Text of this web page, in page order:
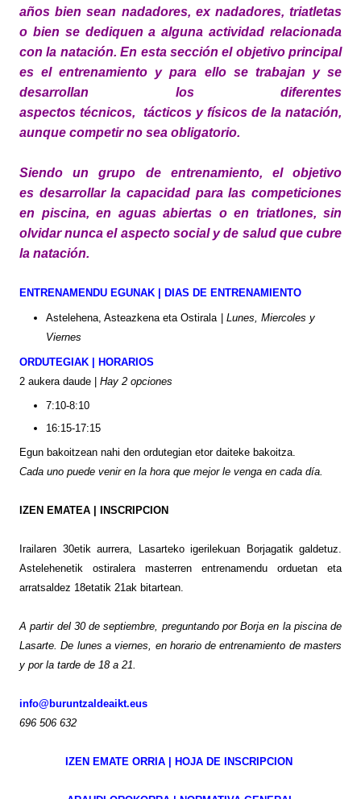
años bien sean nadadores, ex nadadores, triatletas
o bien se dediquen a alguna actividad relacionada
con la natación. En esta sección el objetivo principal
es el entrenamiento y para ello se trabajan y se
desarrollan los diferentes
aspectos técnicos, tácticos y físicos de la natación,
aunque competir no sea obligatorio.
Siendo un grupo de entrenamiento, el objetivo
es desarrollarla capacidad para las competiciones
en piscina, en aguas abiertas o en triatlones, sin
olvidar nunca el aspecto social y de salud que cubre
la natación.
ENTRENAMENDU EGUNAK | DIAS DE ENTRENAMIENTO
Astelehena, Asteazkena eta Ostirala | Lunes, Miercoles y
Viernes
ORDUTEGIAK | HORARIOS
2 aukera daude | Hay 2 opciones
7:10-8:10
16:15-17:15
Egun bakoitzean nahi den ordutegian etor daiteke bakoitza.
Cada uno puede venir en la hora que mejor le venga en cada día.
IZEN EMATEA | INSCRIPCION
Irailaren 30etik aurrera, Lasarteko igerilekuan Borjagatik galdetuz.
Astelehenetik ostiralera masterren entrenamendu orduetan eta
arratsaldez 18etatik 21ak bitartean.
A partir del 30 de septiembre, preguntando por Borja en la piscina de
Lasarte. De lunes a viernes, en horario de entrenamiento de masters
y por la tarde de 18 a 21.
info@buruntzaldeaikt.eus
696 506 632
IZEN EMATE ORRIA | HOJA DE INSCRIPCION